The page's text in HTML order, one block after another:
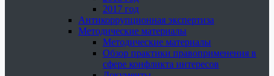
2017 год
Антикоррупционная экспертиза
Методические материалы
Методические материалы
Обзор практики правоприменения в
сфере конфликта интересов